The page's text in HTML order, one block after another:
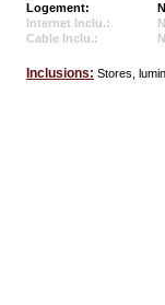
Logement:
Internet Inclu.:
Cable Inclu.:
Inclusions: Stores,